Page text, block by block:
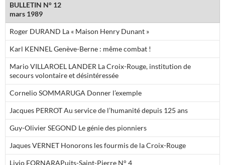
BULLETIN N° 12
mars 1989
Roger DURAND La « Maison Henry Dunant »
Karl KENNEL Genève-Berne : même combat !
Mario VILLAROEL LANDER La Croix-Rouge, institution de
secours volontaire et désintéressée
Cornelio SOMMARUGA Donner l’exemple
Jacques PERROT Au service de l’humanité depuis 125 ans
Guy-Olivier SEGOND Le génie des pionniers
Jaques VERNET Honorons les fourmis de la Croix-Rouge
Livio FORNARAPuits-Saint-Pierre N° 4